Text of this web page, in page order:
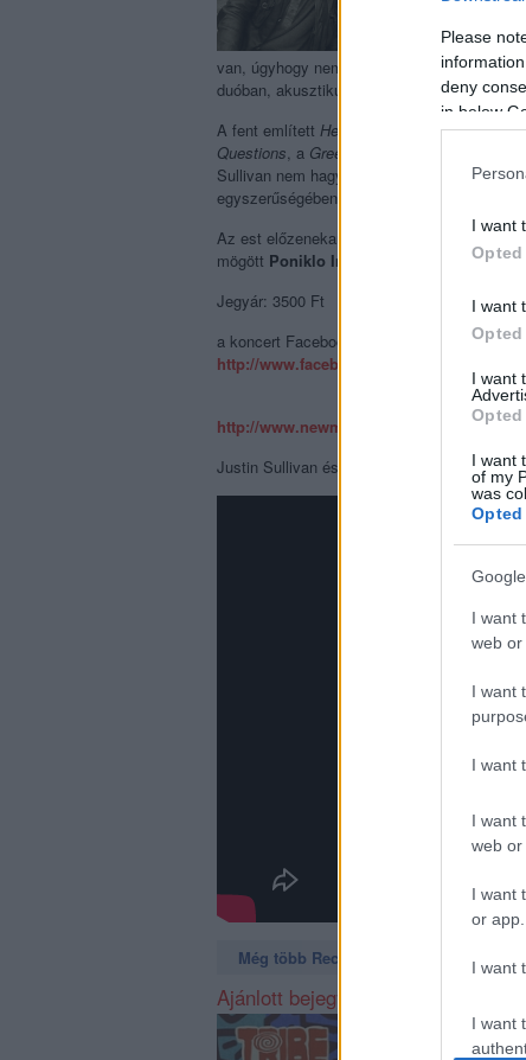
Please
deny
in below
I want
Opted
I want
Opted
I want
Opted
I want
of my
was
I want
web or
I want
I want
I want
web or
I want
or app.
I want
I want
van, úgyhogy nem is csoda, ha a jó pár
duóban, akusztikus változatban adják elő a
A fent említett Here Comes The Warmellett
Questions, a Green And Grey
Sullivan nem hagyja ki az összes New
egyszerűségében így hangzik: „
Az est előzenekara stílszerűen egy
mögött Poniklo Imre ) és
Jegyár: 3500 Ft
a koncert Facebook-eseményoldala:
http://www.facebook.com/events/
http://www.newmodelarmy.org
Justin Sullivan és Dean White egy egy
Még több Recorder a Facebookon.
Ajánlott bejegyzések: